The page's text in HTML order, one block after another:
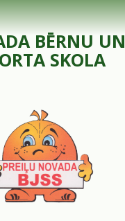
Skip
to
content
BĒRNU UN
SKOLA